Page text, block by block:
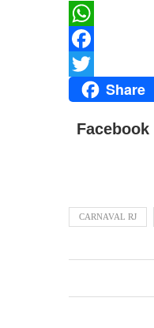
WhatsApp
Facebook
Twitter Share
CARNAVAL RJ